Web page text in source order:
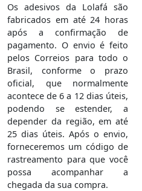
Os adesivos da Lolafá são
fabricados em até 24 horas
após a confirmação de
pagamento. O envio é feito
pelos Correios para todo o
Brasil, conforme o prazo
oficial, que normalmente
acontece de 6 a 12 dias úteis,
podendo se estender, a
depender da região, em até
25 dias úteis. Após o envio,
forneceremos um código de
rastreamento para que você
possa acompanhar a
chegada da sua compra.